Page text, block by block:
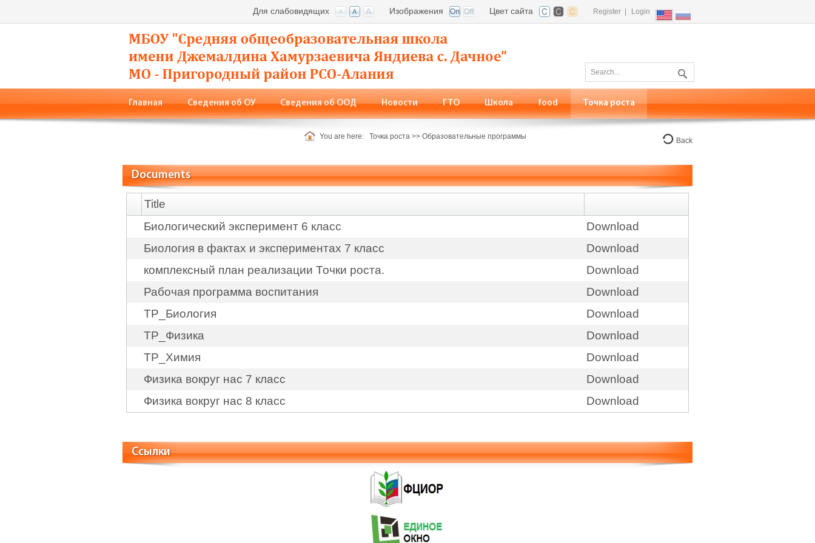
Register Login
Цвет сайта
Изображения
Для слабовидящих
Главная Сведения об ОУ Сведения об ООД Новости ГТО Школа food Точка роста
You are here: Точка роста >> Образовательные программы Back
Documents
Title
Биологический эксперимент 6 класс
Download
Биология в фактах и экспериментах 7 класс
Download
комплексный план реализации Точки роста.
Download
Рабочая программа воспитания
Download
ТР_Биология
Download
ТР_Физика
Download
ТР_Химия
Download
Физика вокруг нас 7 класс
Download
Физика вокруг нас 8 класс
Download
Ссылки